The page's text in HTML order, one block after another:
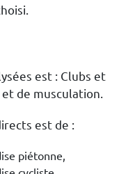
est : Clubs et
de musculation.
est de :
piétonne,